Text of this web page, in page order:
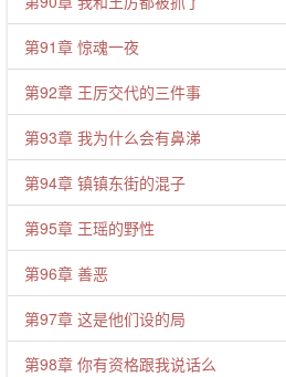
第91章 惊魂一夜
第92章 王厉交代的三件事
第93章 我为什么会有鼻涕
第94章 镇镇东街的混子
第95章 王瑶的野性
第96章 善恶
第97章 这是他们设的局
第98章 你有资格跟我说话么